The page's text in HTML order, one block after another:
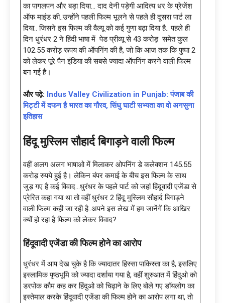
का पागलपन और बड़ा दिया… दाद देनी पड़ेगी आदित्य धर के प्रेजेंश
ऑफ माइंड की..उन्होंने पहली फिल्म भूलने से पहले ही दूसरा पार्ट ला
दिया.. जिसने इस फिल्म की वैल्यू को कई गुणा बढ़ा दिया है.. पहले ही
दिन धुरंधर 2 ने हिंदी भाषा में पेड प्रीव्यू से 43 करोड़ समेत कुल
102.55 करोड़ रूपय की ऑपनिंग की है, जो कि आज तक कि पुष्पा 2
को लेकर पूरे पैन इंडिया की सबसे ज्यादा ऑपनिंग करने वाली फिल्म
बन गई है।
और पढ़े: Indus Valley Civilization in Punjab: पंजाब की
मिट्टी में दफन है भारत का गौरव, सिंधु घाटी सभ्यता का वो अनसुना
इतिहास
हिंदू मुस्लिम सौहार्द बिगाड़ने वाली फिल्म
वहीं अलग अलग भाषाओ में मिलाकर ओपनिंग डे कलेक्शन 145.55
करोड़ रुपये हुई है। लेकिन बंपर कमाई के बीच इस फिल्म के साथ
जुड़ गए है कई विवाद…धुरंधर के पहले पार्ट को जहां हिंदूवादी एजेंडा से
प्रेरित कहा गया था तो वहीं धुरंधर 2 हिंदू मुस्लिम सौहार्द बिगाड़ने
वाली फिल्म कही जा रही है..अपने इस लेख में हम जानेंगें कि आखिर
क्यों हो रहा है फिल्म को लेकर विवाद?
हिंदूवादी एजेंडा की फिल्म होने का आरोप
धुरंधर में आप देख चुके है कि ज्यादातर हिस्सा पाकिस्ता का है, इसलिए
इस्लामिक पृष्ठभूमि को ज्यादा दर्शाया गया है, वहीं शुरुआत में हिंदुओ को
डरपोक कौम कह कर हिंदुओ को चिढ़ाने के लिए बोले गए डॉयलोग का
इस्तेमाल करके हिंदूवादी एजेंडा की फिल्म होने का आरोप लगा था, तो